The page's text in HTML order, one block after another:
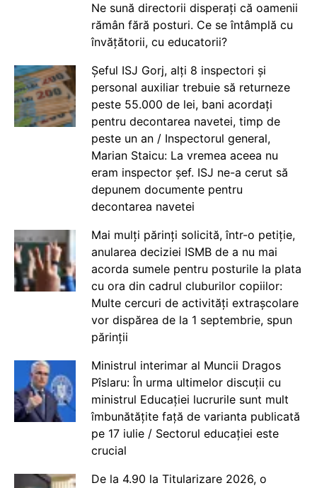
Ne sună directorii disperați că oamenii
rămân fără posturi. Ce se întâmplă cu
învățătorii, cu educatorii?
Șeful ISJ Gorj, alți 8 inspectori și
personal auxiliar trebuie să returneze
peste 55.000 de lei, bani acordați
pentru decontarea navetei, timp de
peste un an / Inspectorul general,
Marian Staicu: La vremea aceea nu
eram inspector șef. ISJ ne-a cerut să
depunem documente pentru
decontarea navetei
Mai mulți părinți solicită, într-o petiție,
anularea deciziei ISMB de a nu mai
acorda sumele pentru posturile la plata
cu ora din cadrul cluburilor copiilor:
Multe cercuri de activități extrașcolare
vor dispărea de la 1 septembrie, spun
părinții
Ministrul interimar al Muncii Dragos
Pîslaru: În urma ultimelor discuții cu
ministrul Educației lucrurile sunt mult
îmbunătățite față de varianta publicată
pe 17 iulie / Sectorul educației este
crucial
De la 4.90 la Titularizare 2026, o